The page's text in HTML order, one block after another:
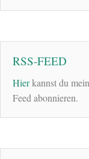
RSS-FEED
Hierkannst du
Feed abonnieren.